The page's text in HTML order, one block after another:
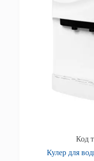
Кулер для